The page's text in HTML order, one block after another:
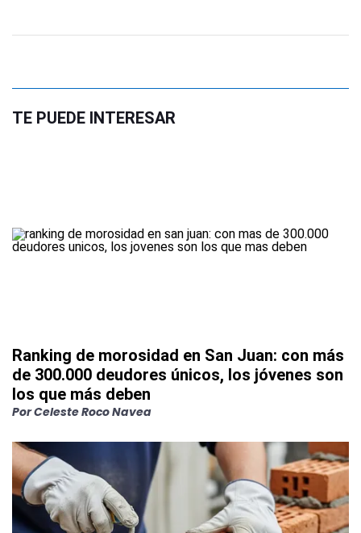
TE PUEDE INTERESAR
Ranking de morosidad en San Juan: con más
de 300.000 deudores únicos, los jóvenes son
los que más deben
PorCeleste Roco Navea